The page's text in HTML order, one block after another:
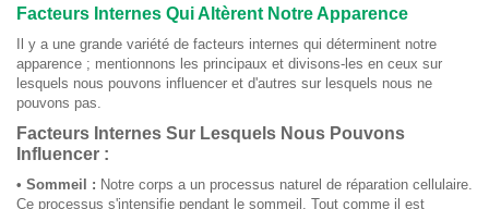
Facteurs Internes Qui Altèrent Notre Apparence
Il y a une grande variété de facteurs internes qui déterminent notre
apparence ; mentionnons les principaux et divisons-les en ceux sur
lesquels nous pouvons influencer et d'autres sur lesquels nous ne
pouvons pas.
Facteurs Internes Sur Lesquels Nous Pouvons
Influencer :
• Sommeil : Notre corps a un processus naturel de réparation cellulaire.
Ce processus s'intensifie pendant le sommeil. Tout comme il est